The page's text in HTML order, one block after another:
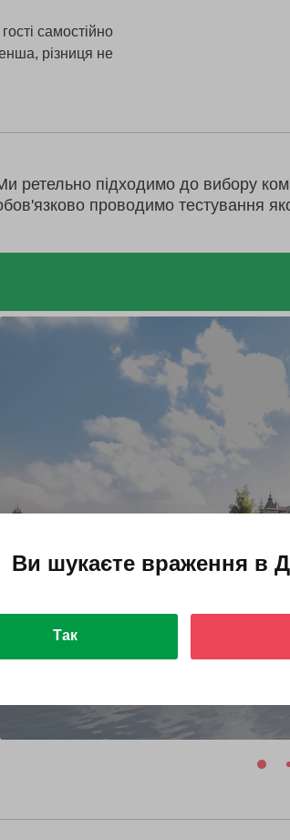
самостійно
різниця не
ретельно підходимо до вибору
проводимо тестування
Ви шукаєте враження в
Так